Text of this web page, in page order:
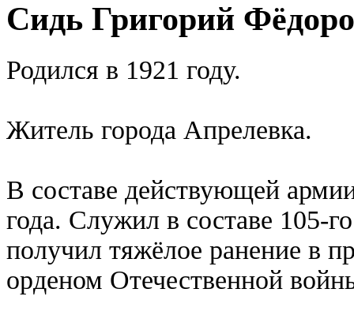
Сидь Григорий
Родился в 1921 году.
Житель города Апрелевка.
В составе действующей
года. Служил в составе 105-
получил тяжёлое ранение в
орденом Отечественной